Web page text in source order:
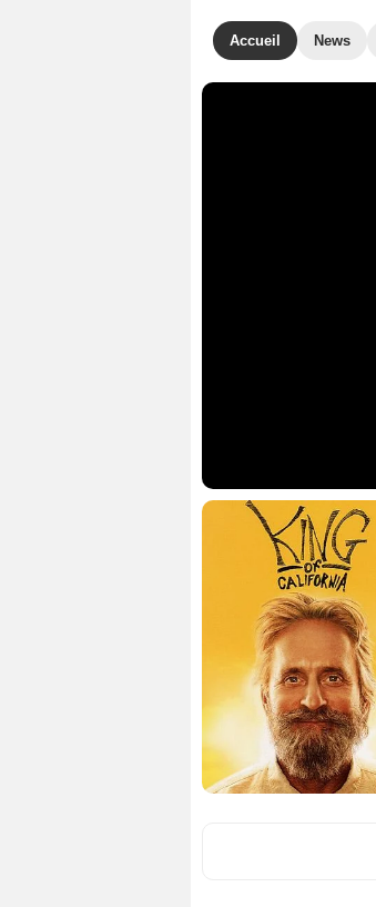
Accueil News